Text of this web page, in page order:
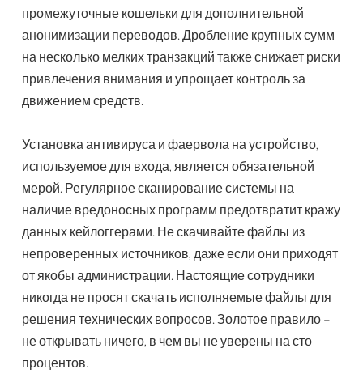
промежуточные кошельки для дополнительной
анонимизации переводов. Дробление крупных сумм
на несколько мелких транзакций также снижает риски
привлечения внимания и упрощает контроль за
движением средств.
Установка антивируса и фаервола на устройство,
используемое для входа, является обязательной
мерой. Регулярное сканирование системы на
наличие вредоносных программ предотвратит кражу
данных кейлоггерами. Не скачивайте файлы из
непроверенных источников, даже если они приходят
от якобы администрации. Настоящие сотрудники
никогда не просят скачать исполняемые файлы для
решения технических вопросов. Золотое правило –
не открывать ничего, в чем вы не уверены на сто
процентов.